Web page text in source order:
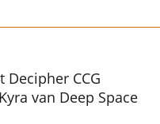
CCG
van Deep Space